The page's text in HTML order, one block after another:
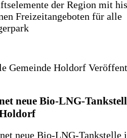
der Region mit
Freizeitangeboten für alle
Gemeinde Holdorf
neue Bio-LNG-